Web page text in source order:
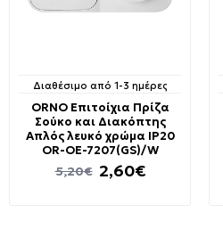
Διαθέσιμο από 1-3 ημέρες
ORNO Επιτοίχια Πρίζα
Σούκο και Διακόπτης
Απλός λευκό χρώμα IP20
OR-OE-7207(GS)/W
2,60€
5,20€